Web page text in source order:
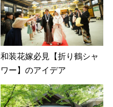
和装花嫁必見【折り鶴シャ
ワー】のアイデア